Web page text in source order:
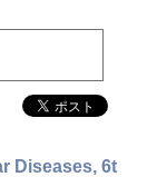
Diseases, 6t